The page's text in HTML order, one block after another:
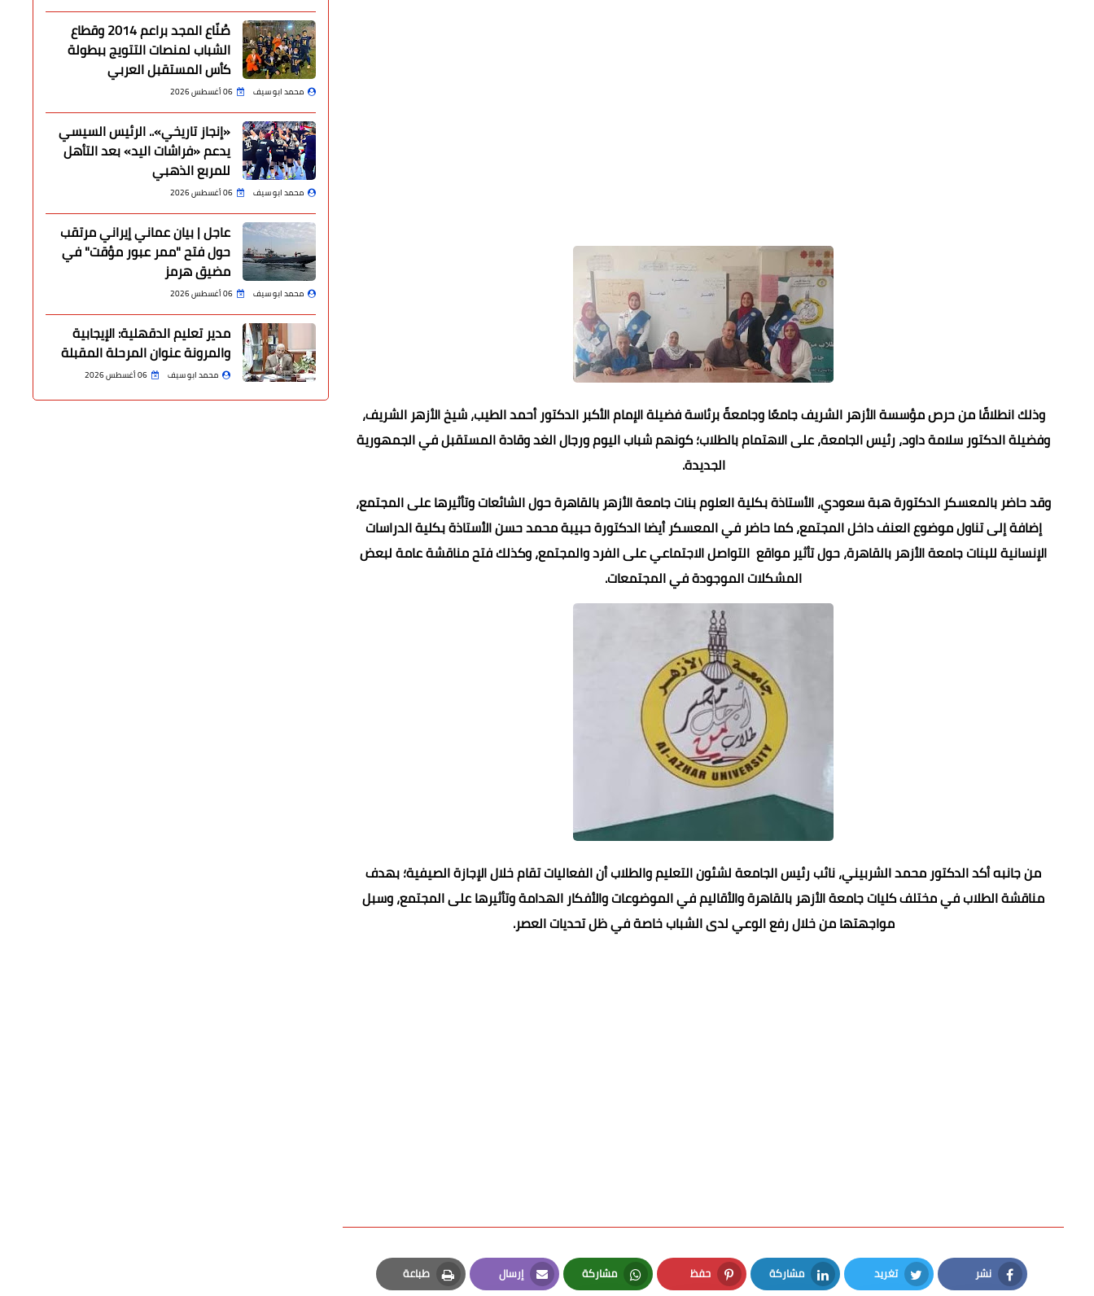
وذلك انطلاقًا من حرص مؤسسة الأزهر الشريف جامعًا وجامعةً برئاسة فضيلة الإمام الأكبر الدكتور أحمد الطيب، شيخ الأزهر الشريف،
وفضيلة الدكتور سلامة داود، رئيس الجامعة، على الاهتمام بالطلاب؛ كونهم شباب اليوم ورجال الغد وقادة المستقبل في الجمهورية
الجديدة.
وقد حاضر بالمعسكر الدكتورة هبة سعودي، الأستاذة بكلية العلوم بنات جامعة الأزهر بالقاهرة حول الشائعات وتأثيرها على المجتمع،
إضافة إلى تناول موضوع العنف داخل المجتمع، كما حاضر في المعسكر أيضا الدكتورة حبيبة محمد حسن الأستاذة بكلية الدراسات
الإنسانية للبنات جامعة الأزهر بالقاهرة، حول تأثير مواقع التواصل الاجتماعي على الفرد والمجتمع، وكذلك فتح مناقشة عامة لبعض
المشكلات الموجودة في المجتمعات.
من جانبه أكد الدكتور محمد الشربيني، نائب رئيس الجامعة لشئون التعليم والطلاب أن الفعاليات تقام خلال الإجازة الصيفية؛ بهدف
مناقشة الطلاب في مختلف كليات جامعة الأزهر بالقاهرة والأقاليم في الموضوعات والأفكار الهدامة وتأثيرها على المجتمع، وسبل
مواجهتها من خلال رفع الوعي لدى الشباب خاصة في ظل تحديات العصر.
نشر تغريد مشاركة حفظ مشاركة إرسال طباعة
صُنّاع المجد براعم 2014 وقطاع
الشباب لمنصات التتويج ببطولة
كأس المستقبل العربي
محمد ابو سيف 06 أغسطس 2026
«إنجاز تاريخي».. الرئيس السيسي
يدعم «فراشات اليد» بعد التأهل
للمربع الذهبي
محمد ابو سيف 06 أغسطس 2026
عاجل | بيان عماني إيراني مرتقب
حول فتح "ممر عبور مؤقت" في
مضيق هرمز
محمد ابو سيف 06 أغسطس 2026
مدير تعليم الدقهلية: الإيجابية
والمرونة عنوان المرحلة المقبلة
محمد ابو سيف 06 أغسطس 2026